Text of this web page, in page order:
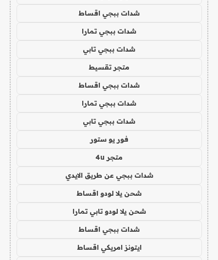
شدات ببجي اقساط
شدات ببجي تمارا
شدات ببجي تابي
متجر تقسيط
شدات ببجي اقساط
شدات ببجي تمارا
شدات ببجي تابي
فور يو ستور
متجر 4u
شدات ببجي عن طريق الايدي
شحن يلا لودو اقساط
شحن يلا لودو تابي تمارا
شدات ببجي اقساط
ايتونز امريكي اقساط